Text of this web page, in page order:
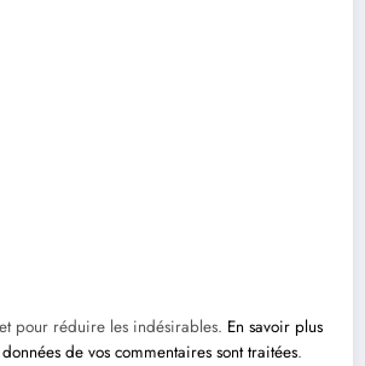
pour réduire les indésirables. En savoir plus
de vos commentaires sont traitées.